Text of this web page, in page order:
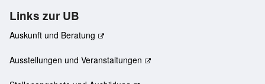
Links zur UB
Auskunft und Beratung
Ausstellungen und Veranstaltungen